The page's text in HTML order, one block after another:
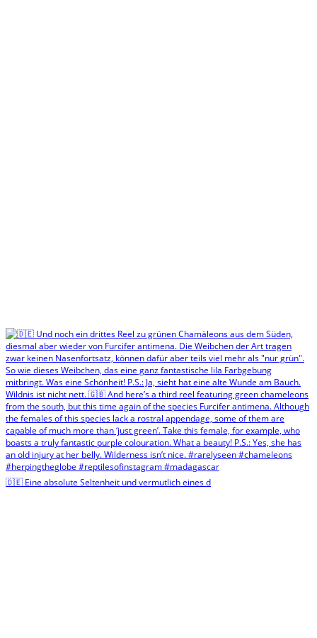
🇩🇪 Eine absolute Seltenheit und vermutlich eines d